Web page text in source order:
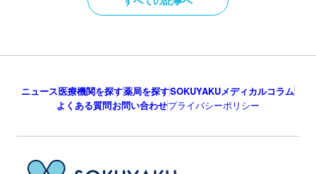
ニュース医療機関を探す薬局を探すSOKUYAKUメディカルコラム
よくある質問お問い合わせプライバシーポリシー